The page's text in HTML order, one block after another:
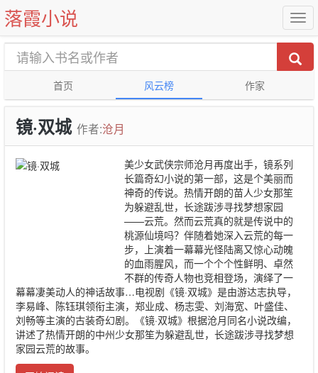
落霞小说
首页 风云榜 作家
镜·双城 作者:沧月
美少女武侠宗师沧月再度出手，镜系列
长篇奇幻小说的第一部，这是个美丽而
神奇的传说。热情开朗的苗人少女那笙
为躲避乱世，长途跋涉寻找梦想家园
——云荒。然而云荒真的就是传说中的
桃源仙境吗？伴随着她深入云荒的每一
步，上演着一幕幕光怪陆离又惊心动魄
的血雨腥风，而一个个个性鲜明、卓然
不群的传奇人物也竞相登场，演绎了一
幕幕凄美动人的神话故事…电视剧《镜·双城》是由游达志执导，
李易峰、陈钰琪领衔主演，郑业成、杨志雯、刘海宽、叶盛佳、
刘畅等主演的古装奇幻剧。《镜·双城》根据沧月同名小说改编，
讲述了热情开朗的中州少女那笙为躲避乱世，长途跋涉寻找梦想
家园云荒的故事。